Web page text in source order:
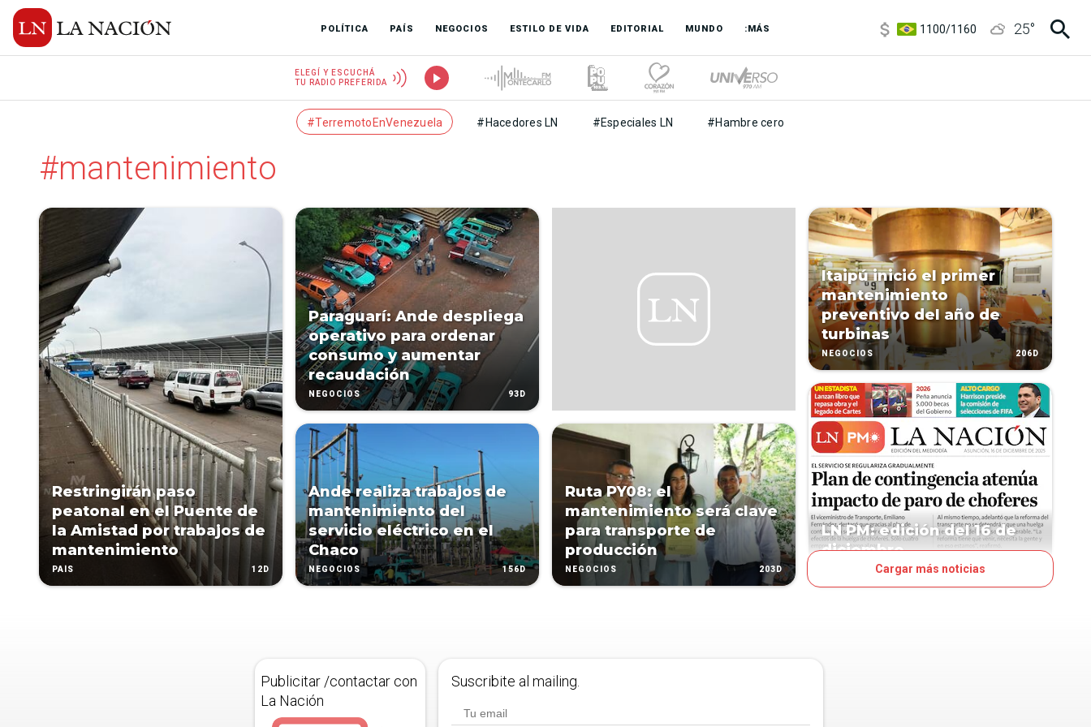
POLÍTICA PAÍS NEGOCIOS ESTILO DE VIDA EDITORIAL MUNDO :MÁS
1100/1160
25°
ELEGÍ Y ESCUCHÁ
TU RADIO PREFERIDA
#TerremotoEnVenezuela #Hacedores LN #Especiales LN #Hambre cero
#mantenimiento
Restringirán paso
peatonal en el Puente de
la Amistad por trabajos de
mantenimiento
PAÍS 12D
Paraguarí: Ande despliega
operativo para ordenar
consumo y aumentar
recaudación
NEGOCIOS 93D
Ande realiza trabajos de
mantenimiento del
servicio eléctrico en el
Chaco
NEGOCIOS 156D
Ruta PY08: el
mantenimiento será clave
para transporte de
producción
NEGOCIOS 203D
Itaipú inició el primer
mantenimiento
preventivo del año de
turbinas
NEGOCIOS 206D
LN PM: edición del 16 de
diciembre
Cargar más noticias
Publicitar /contactar con
La Nación
Suscribite al mailing.